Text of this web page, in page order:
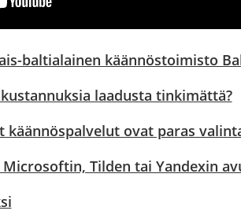
baltialainen käännöstoimisto
laadusta tinkimättä?
ovat paras
Microsoftin, Tilden tai Yandexin